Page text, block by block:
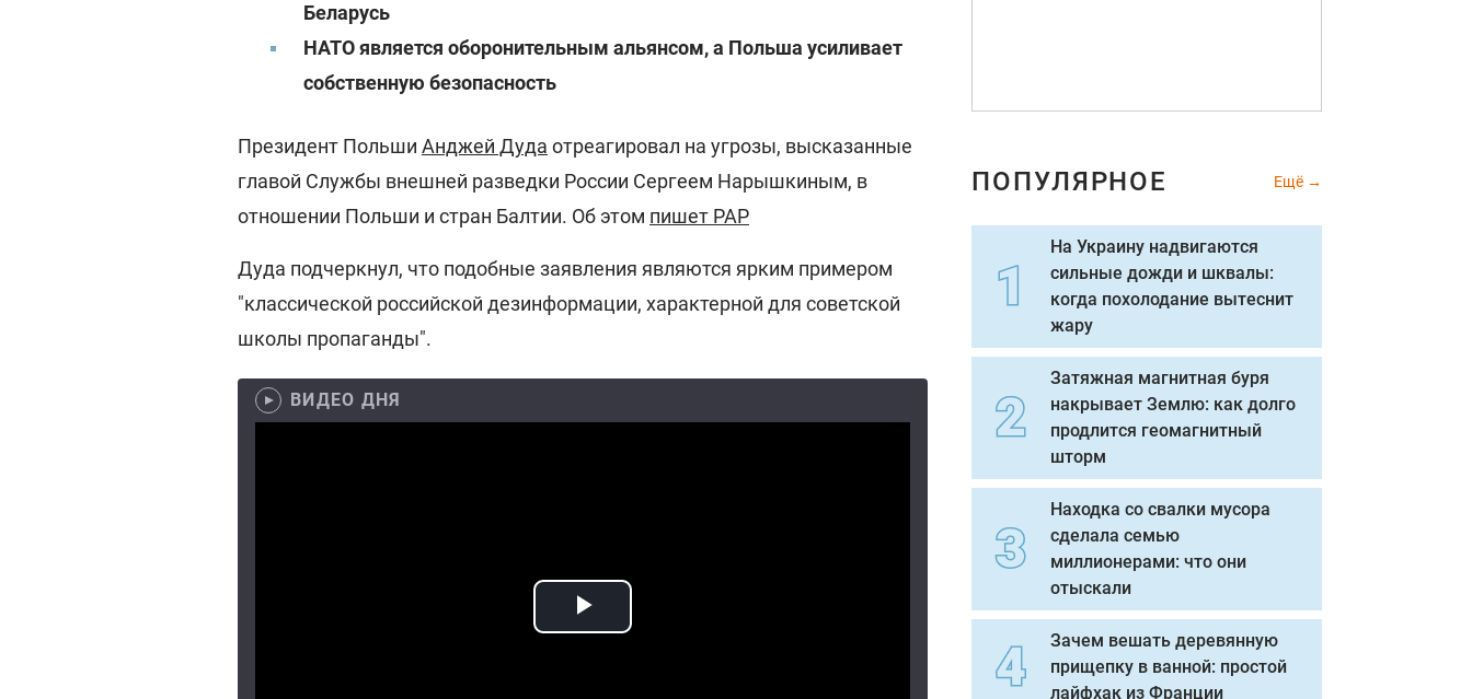
Беларусь
НАТО является оборонительным альянсом, а Польша усиливает
собственную безопасность
Президент Польши Анджей Дуда отреагировал на угрозы, высказанные
главой Службы внешней разведки России Сергеем Нарышкиным, в
отношении Польши и стран Балтии. Об этом пишет РАР
Дуда подчеркнул, что подобные заявления являются ярким примером
"классической российской дезинформации, характерной для советской
школы пропаганды".
ВИДЕО ДНЯ
ПОПУЛЯРНОЕ Ещё
На Украину надвигаются
сильные дожди и шквалы:
когда похолодание вытеснит
жару
Затяжная магнитная буря
накрывает Землю: как долго
продлится геомагнитный
шторм
Находка со свалки мусора
сделала семью
миллионерами: что они
отыскали
Зачем вешать деревянную
прищепку в ванной: простой
лайфхак из Франции